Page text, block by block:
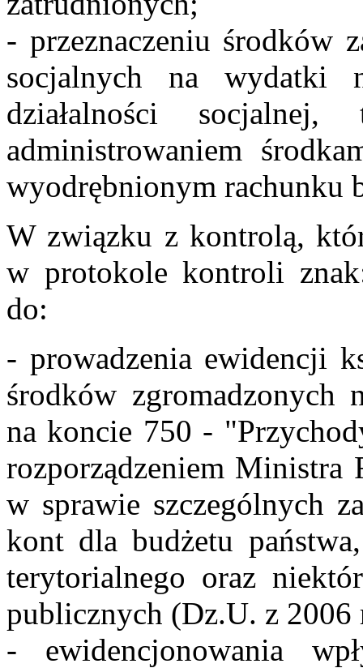
- przeznaczeniu środków
socjalnych na wydatki
działalności
administrowaniem
wyodrębnionym rachunku
W związku z kontrolą,
w protokole kontroli
do:
- prowadzenia ewidencji
środków zgromadzonych
na koncie 750 -
rozporządzeniem
w sprawie szczególnych
kont dla budżetu
terytorialnego oraz
publicznych (Dz.U. z 2006
- ewidencjonowania